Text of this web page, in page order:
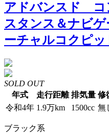
アドバンスド コ
スタンス＆ナビ
ーチャルコクピッ
SOLD OUT
年式
走行距離 排気量 修
令和4年 1.9万km 1500cc 無
ブラック系